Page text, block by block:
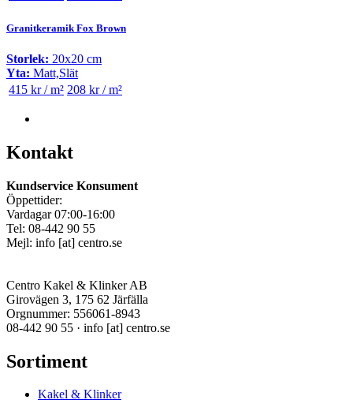
Granitkeramik Fox Brown
Storlek: 20x20 cm
Yta: Matt,Slät
415 kr / m² 208 kr / m²
Kontakt
Kundservice Konsument
Öppettider:
Vardagar 07:00-16:00
Tel: 08-442 90 55
Mejl: info [at] centro.se
Centro Kakel & Klinker AB
Girovägen 3, 175 62 Järfälla
Orgnummer: 556061-8943
08-442 90 55 · info [at] centro.se
Sortiment
Kakel & Klinker